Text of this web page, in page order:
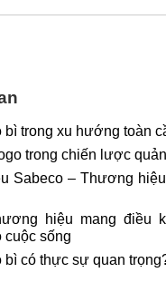
bì trong xu hướng toàn
trong chiến lược
Sabeco – Thương
hiệu mang điều
cuộc sống
bì có thực sự quan